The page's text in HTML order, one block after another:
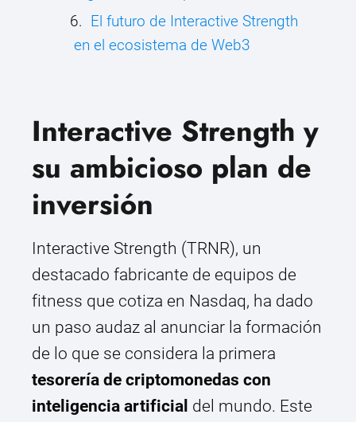
El futuro de Interactive Strength
en el ecosistema de Web3
Interactive Strength y
su ambicioso plan de
inversión
Interactive Strength (TRNR), un
destacado fabricante de equipos de
fitness que cotiza en Nasdaq, ha dado
un paso audaz al anunciar la formación
de lo que se considera la primera
tesorería de criptomonedas con
inteligencia artificial del mundo. Este